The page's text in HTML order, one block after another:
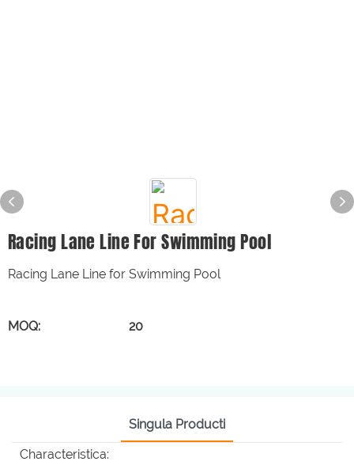
Racing Lane Line For Swimming Pool
Racing Lane Line for Swimming Pool
MOQ: 20
Singula Producti
Characteristica: